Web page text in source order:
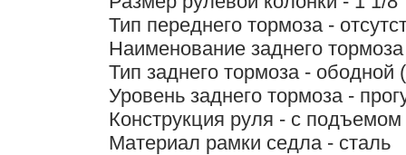
Тип переднего тормоза -
Наименование заднего
Тип заднего тормоза - ободной
Уровень заднего тормоза -
Конструкция руля - с подъемом
Материал рамки седла - сталь